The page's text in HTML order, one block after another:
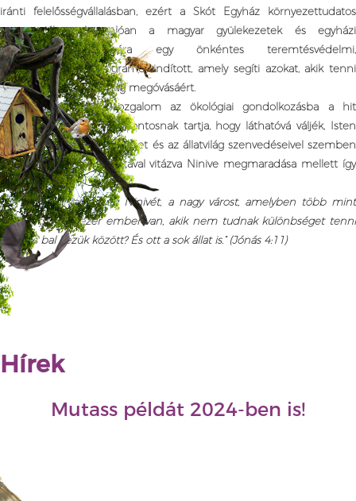
iránti felelősségvállalásban, ezért a Skót Egyház környezettudatos
programjához hasonlóan a magyar gyülekezetek és egyházi
intézmények számára egy önkéntes teremtésvédelmi,
környezettudatos programot indított, amely segíti azokat, akik tenni
akarnak a teremtett világ megóvásáért.
Az Ökogyülekezeti Mozgalom az ökológiai gondolkozásba a hit
dimenzióját is bevonja. Fontosnak tartja, hogy láthatóvá váljék, Isten
nem közömbös a természet és az állatvilág szenvedéseivel szemben
sem. Az Úr Jónás prófétával vitázva Ninive megmaradása mellett így
érvel:
„Én ne szánjam meg Ninivét, a nagy várost, amelyben több mint
tizenkétszer tízezer ember van, akik nem tudnak különbséget tenni
jobb és bal kezük között? És ott a sok állat is.” (Jónás 4:11)
Hírek
Mutass példát 2024-ben is!